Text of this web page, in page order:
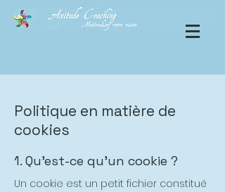
Politique en matière de
cookies
1. Qu'est-ce qu'un cookie ?
Un cookie est un petit fichier constitué